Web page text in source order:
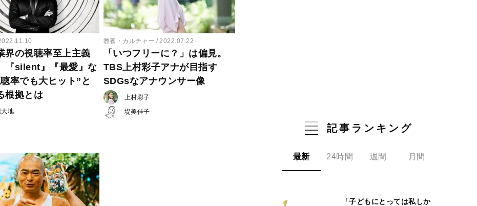
界の視聴率至上主義
『silent』『最愛』な
率でも大ヒット”と
根拠とは
地
教養・カルチャー 2022.07.22
「いつフリーに？」は偏見。
TBS上村彩子アナが目指す
SDGsなアナウンサー像
上村彩子
堤美佳子
記事ランキング
最新 24時間 週間 月間
「子どもにとっては私しか